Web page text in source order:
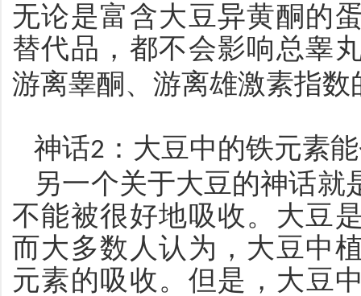
无论是富含大豆异黄酮的
替代品，都不会影响总睾
游离睾酮、游离雄激素指数
神话2 ：大豆中的铁元素
另一个关于大豆的神话就
不能被很好地吸收。大豆
而大多数人认为，大豆中
元素的吸收。但是，大